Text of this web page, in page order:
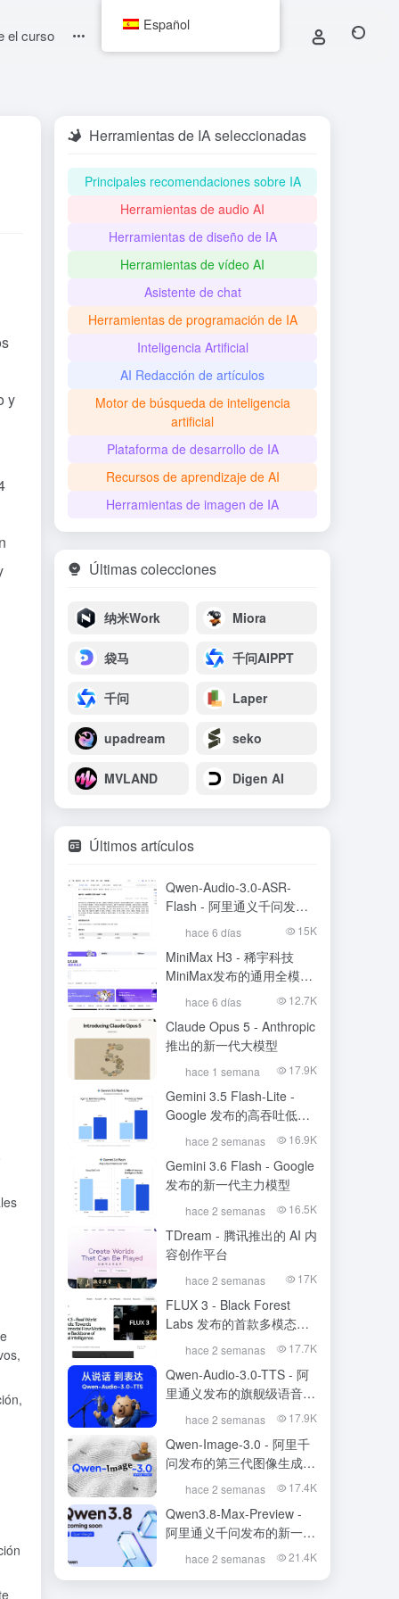
el curso
y
Herramientas de IA seleccionadas
Principales recomendaciones sobre IA
Herramientas de audio AI
Herramientas de diseño de IA
Herramientas de vídeo AI
Asistente de chat
Herramientas de programación de IA
Inteligencia Artificial
AI Redacción de artículos
Motor de búsqueda de inteligencia
artificial
Plataforma de desarrollo de IA
Recursos de aprendizaje de AI
Herramientas de imagen de IA
Últimas colecciones
纳米Work Miora
袋马 千问AIPPT
千问 Laper
upadream seko
MVLAND Digen AI
Últimos artículos
Qwen-Audio-3.0-ASR-
Flash - 阿里通义千问发布
的语音识别大模型
hace 6 días 15K
MiniMax H3 - 稀宇科技
MiniMax发布的通用全模态
生成模型
hace 6 días 12.7K
Claude Opus 5 - Anthropic
推出的新一代大模型
hace 1 semana 17.9K
Gemini 3.5 Flash-Lite -
Google 发布的高吞吐低成
本模型hace 2 semanas 16.9K
Gemini 3.6 Flash - Google
发布的新一代主力模型
hace 2 semanas 16.5K
TDream - 腾讯推出的 AI 内
容创作平台
hace 2 semanas 17K
FLUX 3 - Black Forest
Labs 发布的首款多模态基
础模型hace 2 semanas 17.7K
Qwen-Audio-3.0-TTS - 阿
里通义发布的旗舰级语音合
成大模型
hace 2 semanas 17.9K
Qwen-Image-3.0 - 阿里千
问发布的第三代图像生成基
础模型hace 2 semanas 17.4K
Qwen3.8-Max-Preview -
阿里通义千问发布的新一代
旗舰大模型
hace 2 semanas 21.4K
Español